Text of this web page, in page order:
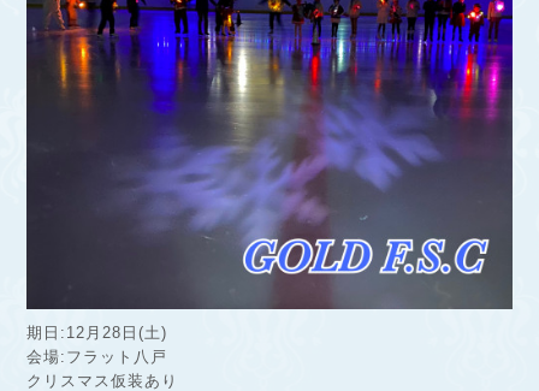
期日:12月28日(土)
会場:フラット八戸
クリスマス仮装あり